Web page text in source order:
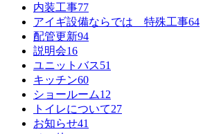
内装工事77
アイギ設備ならでは 特殊工事64
配管更新94
説明会16
ユニットバス51
キッチン60
ショールーム12
トイレについて27
お知らせ41